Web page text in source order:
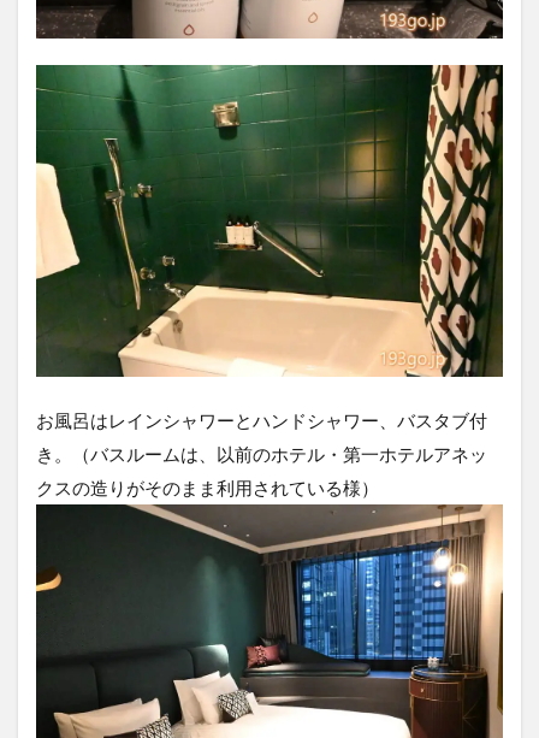
お風呂はレインシャワーとハンドシャワー、バスタブ付
き。（バスルームは、以前のホテル・第一ホテルアネッ
クスの造りがそのまま利用されている様）